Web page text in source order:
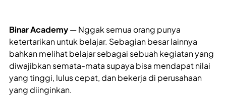
Binar Academy— Nggak semua orang punya
ketertarikan untuk belajar. Sebagian besar lainnya
bahkan melihat belajar sebagai sebuah kegiatan yang
diwajibkan semata-mata supaya bisa mendapat nilai
yang tinggi, lulus cepat, dan bekerja di perusahaan
yang diinginkan.